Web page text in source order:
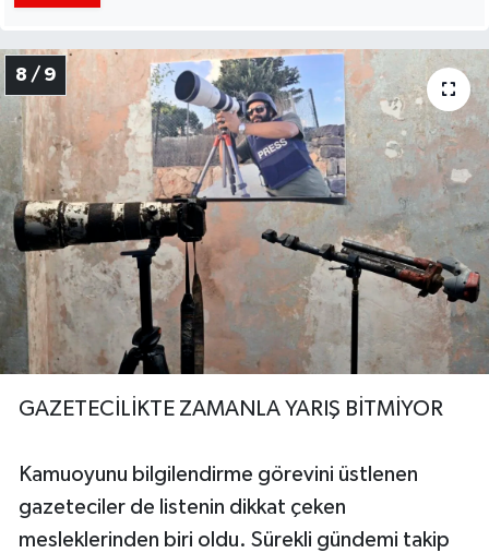
8 / 9
GAZETECİLİKTE ZAMANLA YARIŞ BİTMİYOR
Kamuoyunu bilgilendirme görevini üstlenen
gazeteciler de listenin dikkat çeken
mesleklerinden biri oldu. Sürekli gündemi takip